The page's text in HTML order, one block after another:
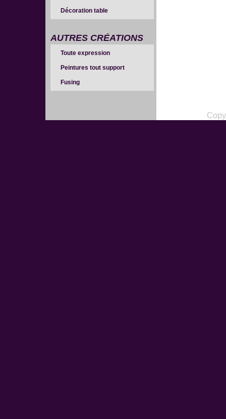
Décoration table
AUTRES CRÉATIONS
Toute expression
Peintures tout support
Fusing